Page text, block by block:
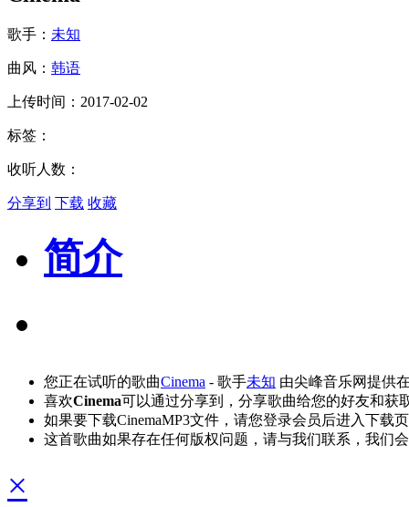
歌手： 未知
曲风： 韩语
上传时间：2017-02-02
标签：
收听人数：
分享到 下载 收藏
简介
您正在试听的歌曲Cinema - 歌手未知 由尖峰音乐网提供
喜欢Cinema可以通过分享到，分享歌曲给您的好友和获
如果要下载CinemaMP3文件，请您登录会员后进入下载
这首歌曲如果存在任何版权问题，请与我们联系，我们
×